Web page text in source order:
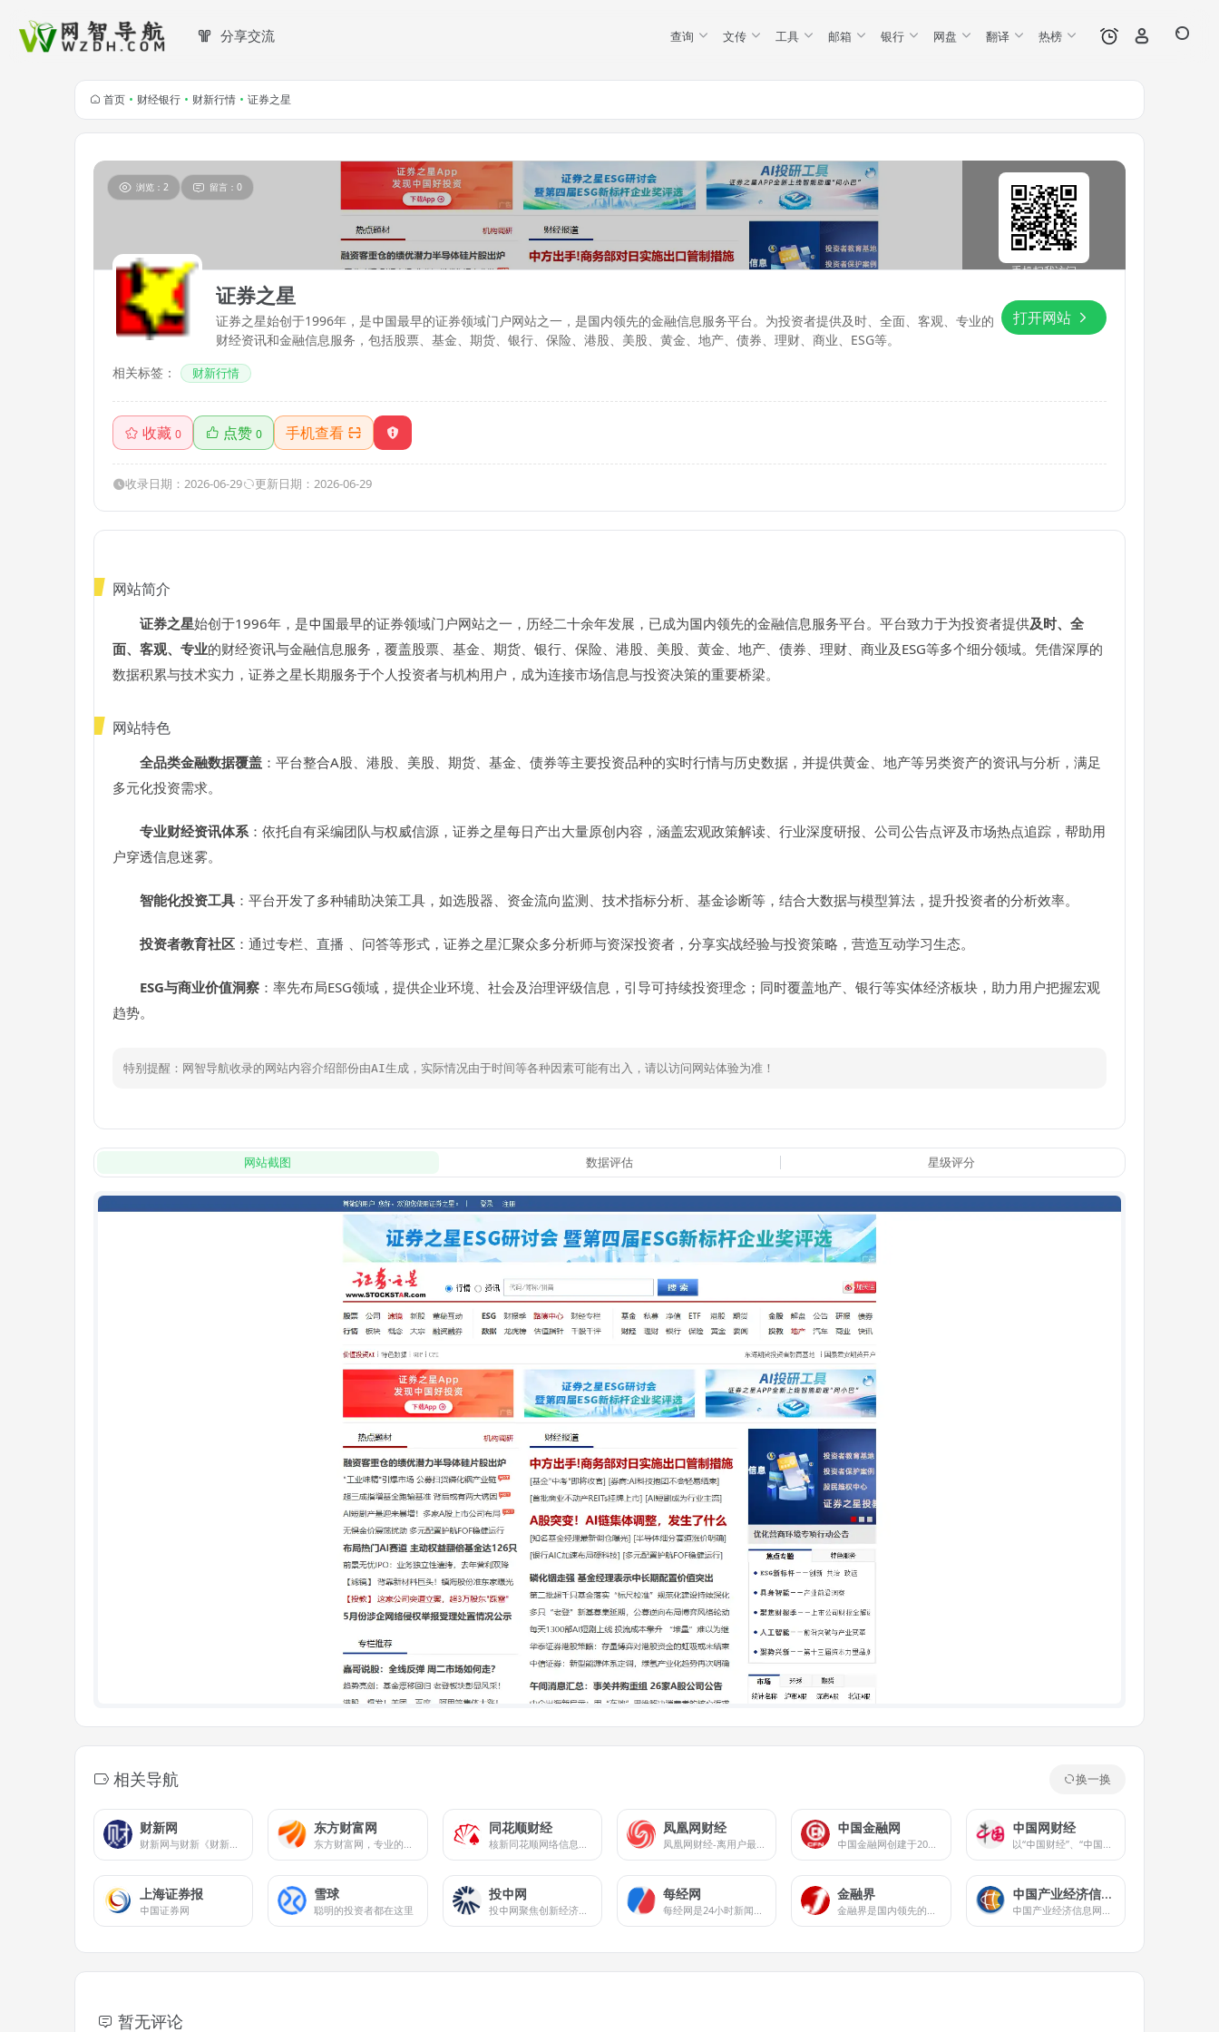
分享交流 查询 文传 工具 邮箱 银行 网盘 翻译 热榜
首页 • 财经银行 • 财新行情 • 证券之星
手机扫我访问
浏览：2 留言：0
证券之星
证券之星始创于1996年，是中国最早的证券领域门户网站之一，是国内领先的金融信息服务平台。为投资者提供及时、全面、客观、专业的
财经资讯和金融信息服务，包括股票、基金、期货、银行、保险、港股、美股、黄金、地产、债券、理财、商业、ESG等。
打开网站
相关标签： 财新行情
收藏 0 点赞 0 手机查看
收录日期：2026-06-29 更新日期：2026-06-29
网站简介
证券之星始创于1996年，是中国最早的证券领域门户网站之一，历经二十余年发展，已成为国内领先的金融信息服务平台。平台致力于为投资者提供及时、全
面、客观、专业的财经资讯与金融信息服务，覆盖股票、基金、期货、银行、保险、港股、美股、黄金、地产、债券、理财、商业及ESG等多个细分领域。凭借深厚的
数据积累与技术实力，证券之星长期服务于个人投资者与机构用户，成为连接市场信息与投资决策的重要桥梁。
网站特色
全品类金融数据覆盖 ：平台整合A股、港股、美股、期货、基金、债券等主要投资品种的实时行情与历史数据，并提供黄金、地产等另类资产的资讯与分析，满足
多元化投资需求。
专业财经资讯体系：依托自有采编团队与权威信源，证券之星每日产出大量原创内容，涵盖宏观政策解读、行业深度研报、公司公告点评及市场热点追踪，帮助用
户穿透信息迷雾。
智能化投资工具 ：平台开发了多种辅助决策工具，如选股器、资金流向监测、技术指标分析、基金诊断等，结合大数据与模型算法，提升投资者的分析效率。
投资者教育社区 ：通过专栏、 直播 、问答等形式，证券之星汇聚众多分析师与资深投资者，分享实战经验与投资策略，营造互动学习生态。
ESG与商业价值洞察 ：率先布局ESG领域，提供企业环境、社会及治理评级信息，引导可持续投资理念；同时覆盖地产、银行等实体经济板块，助力用户把握宏观
趋势。
特别提醒：网智导航收录的网站内容介绍部份由AI生成，实际情况由于时间等各种因素可能有出入，请以访问网站体验为准！
网站截图 数据评估 星级评分
相关导航 换一换
财新网
财新网与财新《财新周刊》、财新《中国改革》、《比较》同属财新传媒。财新网定位于原创财经新媒体，整合资讯、观点、多媒体、互动等信息时代形态丰富的媒体产品，以客观、专业的视角，实时输出高品质原创内容，为中国政界、学界和产业界精英提供每日经济活动必需的财经新闻和资讯评论
东方财富网
东方财富网，专业的互联网财经媒体，提供7*24小时财经资讯及全球金融市场报价，汇聚全方位的综合财经资讯和金融市场资讯，覆盖股票、财经、证券、金融、美股、港股、行情、基金、债券、期货、外汇、科创板、保险、信托、黄金、理财、商业、银行、博客、股吧、财迷、论坛等财经综合信息
同花顺财经
核新同花顺网络信息股份有限公司（同花顺）成立于1995年，是一家专业的互联网金融数据服务商，为您全方位提供财经资讯及全球金融市场行情，覆盖股票、基金、期货、外汇、债券、银行、黄金等多种面向个人和企业的服务。
凤凰网财经
凤凰网财经-离用户最近的财经媒体
中国金融网
中国金融网创建于2002年，是中国金融领域的知名品牌。
中国网财经
以“中国财经”、“中国财经APP”、中国财经双微等为核心业务平台，实现多屏互动，重点关注宏观经济、金融、证券、上市公司、房产、科技等领域，为用户提供时效、专业、全面的财经信息及综合类服务。
上海证券报
中国证券网
雪球
聪明的投资者都在这里
投中网
投中网聚焦创新经济，提供创新经济领域的智识和洞见。投中网拥有立体化传播矩阵，十多年行业深耕，为新经济领域核心人群提供深入、独到的智识和创见，在私募股权投资行业和新商业领域均拥有权威影响力。投中网拥有商业深度、商业故事、资本市场、健康、教育、5G、汽车、消费、人工智能、Vtalk、投等舱、创投百科等多个频道和品牌栏目，投中网在投资中国、投资网站、投权投资平台、股权投资网、投资网、投中数据、投资信息、股权信息、创投网站、中国投资、投资行业、投资风险等领域均拥有权威影响力，洞察商业真相，关注商业进化，服务创新经济，推动新商业文明。
每经网
每经网是24小时新闻网站，依托新锐财经日报《每日经济新闻》打造中国具有影响力的新闻网站，覆盖品牌价值、汽车资讯、视频、基金、财经、房产、金融新闻、券商、公司等方向，是全方位财经新闻平台。
金融界
金融界是国内领先的金融信息服务平台，持续为市场和投资者提供快速、准确、全面、客观、专业的金融信息服务，包括股票、财经、银行、保险、金融、证券、港股、美股、债券、信托、科技、消费、商业、汽车、房产、医药、期货、外汇、ESG、上市公司等资讯和数据等。
中国产业经济信息网
中国产业经济信息网由中宣部主管的中国报业协会主办,成立于1997年,经国务院新闻办批准,首批获得国家级网络新闻媒体资格,并承担着为中国产业经济发展提供政策分析及资讯传播的责任和使命。
暂无评论